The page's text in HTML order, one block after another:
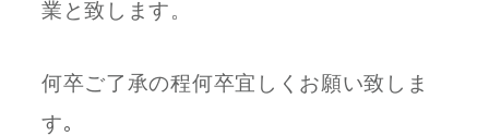
業と致します。
何卒ご了承の程何卒宜しくお願い致しま
す｡